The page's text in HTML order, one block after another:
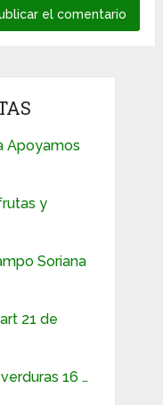
Apoyamos
y
Soriana
21 de
16 …